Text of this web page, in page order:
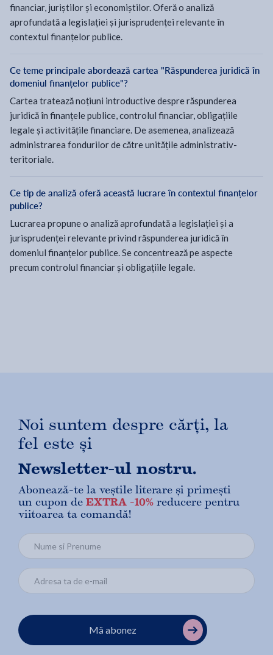
financiar, juriștilor și economiștilor. Oferă o analiză
aprofundată a legislației și jurisprudenței relevante în
contextul finanțelor publice.
Ce teme principale abordează cartea "Răspunderea juridică în
domeniul finanțelor publice"?
Cartea tratează noțiuni introductive despre răspunderea
juridică în finanțele publice, controlul financiar, obligațiile
legale și activitățile financiare. De asemenea, analizează
administrarea fondurilor de către unitățile administrativ-
teritoriale.
Ce tip de analiză oferă această lucrare în contextul finanțelor
publice?
Lucrarea propune o analiză aprofundată a legislației și a
jurisprudenței relevante privind răspunderea juridică în
domeniul finanțelor publice. Se concentrează pe aspecte
precum controlul financiar și obligațiile legale.
Noi suntem despre cărți, la
fel este și
Newsletter-ul nostru.
Abonează-te la veștile literare și primești
un cupon de EXTRA -10% reducere pentru
viitoarea ta comandă!
Mă abonez